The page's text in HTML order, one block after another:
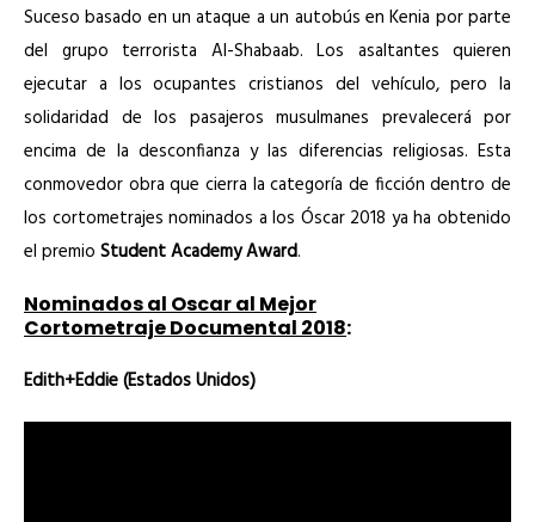
Suceso basado en un ataque a un autobús en Kenia por parte
del grupo terrorista Al-Shabaab. Los asaltantes quieren
ejecutar a los ocupantes cristianos del vehículo, pero la
solidaridad de los pasajeros musulmanes prevalecerá por
encima de la desconfianza y las diferencias religiosas. Esta
conmovedor obra que cierra la categoría de ficción dentro de
los cortometrajes nominados a los Óscar 2018 ya ha obtenido
el premio Student Academy Award.
Nominados al Oscar al Mejor
Cortometraje Documental 2018:
Edith+Eddie (Estados Unidos)